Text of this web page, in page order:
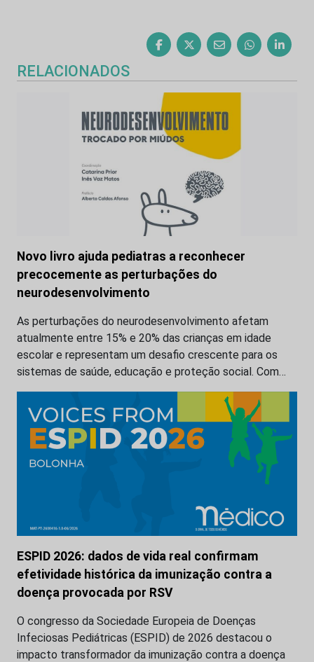
RELACIONADOS
Novo livro ajuda pediatras a reconhecer
precocemente as perturbações do
neurodesenvolvimento
As perturbações do neurodesenvolvimento afetam
atualmente entre 15% e 20% das crianças em idade
escolar e representam um desafio crescente para os
sistemas de saúde, educação e proteção social. Com…
ESPID 2026: dados de vida real confirmam
efetividade histórica da imunização contra a
doença provocada por RSV
O congresso da Sociedade Europeia de Doenças
Infeciosas Pediátricas (ESPID) de 2026 destacou o
impacto transformador da imunização contra a doença